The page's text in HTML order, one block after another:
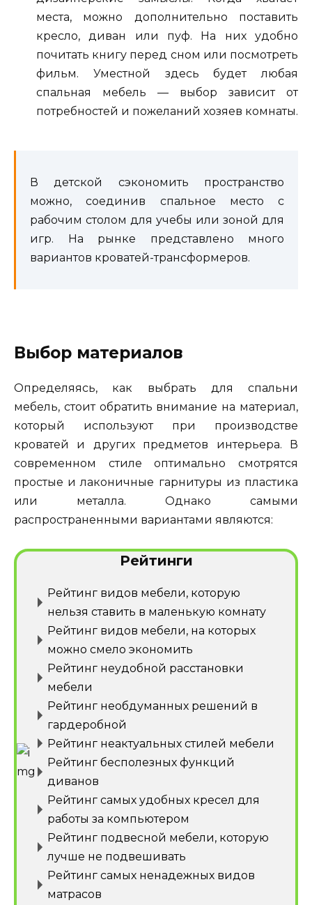
места, можно дополнительно поставить
кресло, диван или пуф. На них удобно
почитать книгу перед сном или посмотреть
фильм. Уместной здесь будет любая
спальная мебель — выбор зависит от
потребностей и пожеланий хозяев комнаты.
В детской сэкономить пространство
можно, соединив спальное место с
рабочим столом для учебы или зоной для
игр. На рынке представлено много
вариантов кроватей-трансформеров.
Выбор материалов
Определяясь, как выбрать для спальни
мебель, стоит обратить внимание на материал,
который используют при производстве
кроватей и других предметов интерьера. В
современном стиле оптимально смотрятся
простые и лаконичные гарнитуры из пластика
или металла. Однако самыми
распространенными вариантами являются:
Рейтинги
Рейтинг видов мебели, которую
нельзя ставить в маленькую комнату
Рейтинг видов мебели, на которых
можно смело экономить
Рейтинг неудобной расстановки
мебели
Рейтинг необдуманных решений в
гардеробной
Рейтинг неактуальных стилей мебели
Рейтинг бесполезных функций
диванов
Рейтинг самых удобных кресел для
работы за компьютером
Рейтинг подвесной мебели, которую
лучше не подвешивать
Рейтинг самых ненадежных видов
матрасов